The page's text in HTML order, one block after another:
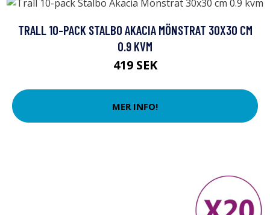
TRALL 10-PACK STALBO AKACIA MÖNSTRAT 30X30 CM
0.9 KVM
419 SEK
MER INFO!